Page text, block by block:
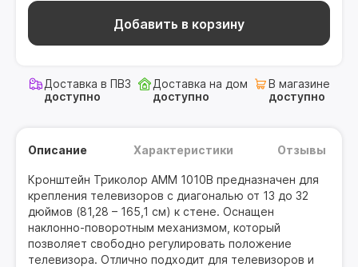
Добавить в корзину
Доставка в ПВЗ
доступно
Доставка на дом
доступно
В магазине
доступно
Описание
Кронштейн Триколор AMM 1010B предназначен для
крепления телевизоров с диагональю от 13 до 32
дюймов (81,28 – 165,1 см) к стене. Оснащен
наклонно-поворотным механизмом, который
позволяет свободно регулировать положение
телевизора. Отлично подходит для телевизоров и
Характеристики Отзывы